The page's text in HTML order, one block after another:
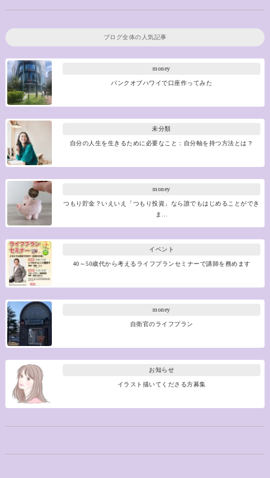
ブログ全体の人気記事
money
バンクオブハワイで口座作ってみた
未分類
自分の人生を生きるために必要なこと：自分軸を持つ方法とは？
money
つもり貯金？いえいえ「つもり投資」なら誰でもはじめることができ
ま…
イベント
40～50歳代から考えるライフプランセミナーで講師を務めます
money
自衛官のライフプラン
お知らせ
イラスト描いてくださる方募集